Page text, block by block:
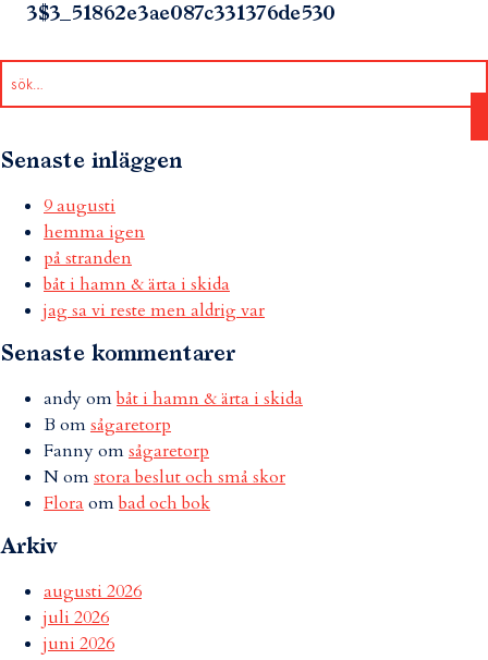
3$3_51862e3ae087c331376de530
Senaste inläggen
9 augusti
hemma igen
på stranden
båt i hamn & ärta i skida
jag sa vi reste men aldrig var
Senaste kommentarer
andyombåt i hamn & ärta i skida
B omsågaretorp
Fannyomsågaretorp
Nomstora beslut och små skor
Flora ombad och bok
Arkiv
augusti 2026
juli 2026
juni 2026